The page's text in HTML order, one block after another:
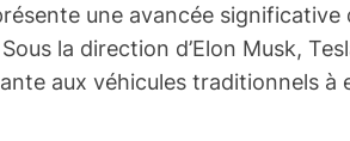
une avancée
la direction d’Elon Musk,
aux véhicules traditionnels à